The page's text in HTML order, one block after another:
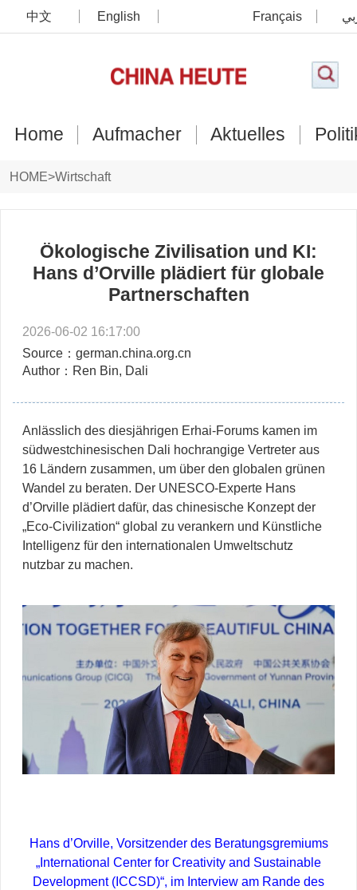
中文 English Français
Home Aufmacher Aktuelles
HOME>Wirtschaft
Ökologische Zivilisation und KI:
Hans d’Orville plädiert für globale
Partnerschaften
2026-06-02 16:17:00
Source：german.china.org.cn
Author：Ren Bin, Dali
Anlässlich des diesjährigen Erhai-Forums kamen im
südwestchinesischen Dali hochrangige Vertreter aus
16 Ländern zusammen, um über den globalen grünen
Wandel zu beraten. Der UNESCO-Experte Hans
d’Orville plädiert dafür, das chinesische Konzept der
„Eco-Civilization“ global zu verankern und Künstliche
Intelligenz für den internationalen Umweltschutz
nutzbar zu machen.
Hans d’Orville, Vorsitzender des Beratungsgremiums
„International Center for Creativity and Sustainable
Development (ICCSD)“, im Interview am Rande des